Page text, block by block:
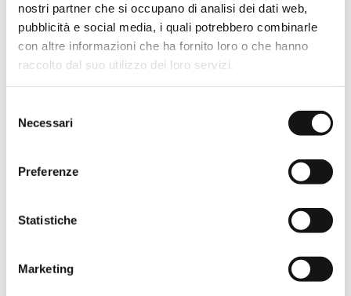
nostri partner che si occupano di analisi dei dati web,
pubblicità e social media, i quali potrebbero combinarle
con altre informazioni che ha fornito loro o che hanno
raccolto dal suo utilizzo dei loro servizi.
delNecessari
Preferenze
Statistiche
Marketing
BOBOX A IN
NICCHIA
Box doccia walk-in
caratterizzato dalla
raggiatura del vetro.
BOBOX A
Box doccia walk-in
caratterizzato dalla
raggiatura del vetro.
VAI AL PRODOTTO